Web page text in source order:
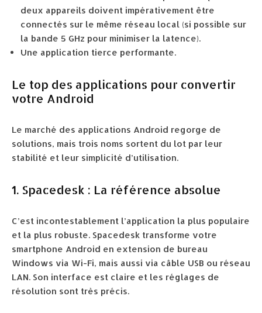
deux appareils doivent impérativement être
connectés sur le même réseau local (si possible sur
la bande 5 GHz pour minimiser la latence).
Une application tierce performante.
Le top des applications pour convertir
votre Android
Le marché des applications Android regorge de
solutions, mais trois noms sortent du lot par leur
stabilité et leur simplicité d’utilisation.
1. Spacedesk : La référence absolue
C’est incontestablement l’application la plus populaire
et la plus robuste. Spacedesk transforme votre
smartphone Android en extension de bureau
Windows via Wi-Fi, mais aussi via câble USB ou réseau
LAN. Son interface est claire et les réglages de
résolution sont très précis.